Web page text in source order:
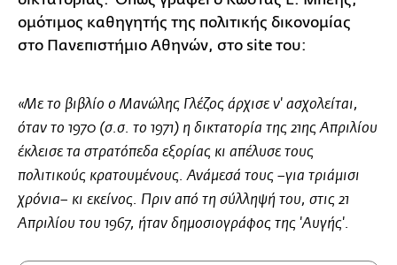
ομότιμος καθηγητής της πολιτικής δικονομίας
στο Πανεπιστήμιο Αθηνών, στο site του:
«Με το βιβλίο ο Μανώλης Γλέζος άρχισε ν' ασχολείται,
όταν το 1970 (σ.σ. το 1971) η δικτατορία της 21ης Απριλίου
έκλεισε τα στρατόπεδα εξορίας κι απέλυσε τους
πολιτικούς κρατουμένους. Ανάμεσά τους –για τριάμισι
χρόνια– κι εκείνος. Πριν από τη σύλληψή του, στις 21
Απριλίου του 1967, ήταν δημοσιογράφος της 'Αυγής'.